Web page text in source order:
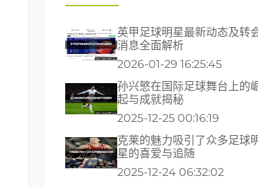
英甲足球明星最新动态及转
消息全面解析
2026-01-29 16:25:45
孙兴慜在国际足球舞台上的
起与成就揭秘
2025-12-25 00:16:19
克莱的魅力吸引了众多足球
星的喜爱与追随
2025-12-24 06:32:02